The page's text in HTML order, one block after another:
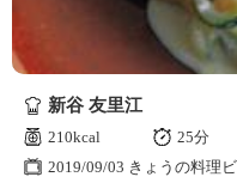
新谷 友里江
210kcal
25分
2019/09/03 きょうの料理